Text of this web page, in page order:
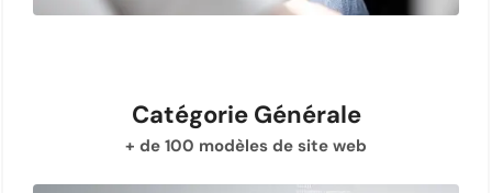
Catégorie Générale
+ de 100 modèles de site web